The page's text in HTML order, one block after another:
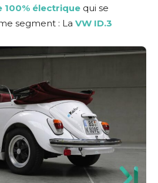
100% électrique qui se
segment : La VW ID.3